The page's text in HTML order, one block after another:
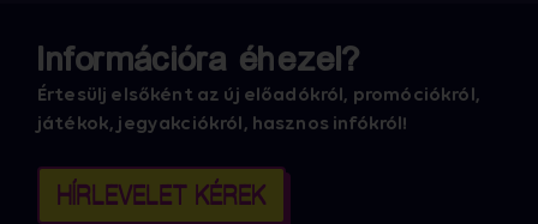
Információra éhezel?
Értesülj elsőként az új előadókról, promóciókról,
játékok, jegyakciókról, hasznos infókról!
HÍRLEVELET KÉREK